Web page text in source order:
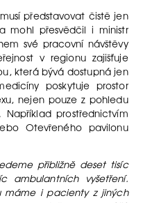
představovat čistě jen
mohl přesvědčil i ministr
své pracovní návštěvy
v regionu zajišťuje
která bývá dostupná jen
poskytuje prostor
nejen pouze z pohledu
prostřednictvím
Otevřeného pavilonu
přibližně deset tisíc
vyšetření.
máme i pacienty z jiných